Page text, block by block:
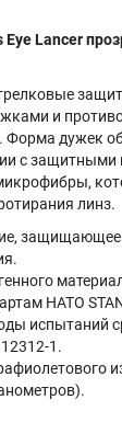
Eye Lancer
и
Форма дужек
с
линз.
НАТО
испытаний
1.